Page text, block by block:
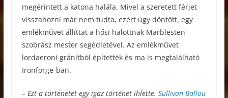
megérintett a katona halála. Mivel a szeretett férjet
visszahozni már nem tudta, ezért úgy döntött, egy
emlékművet állíttat a hősi halottnak Marblesten
szobrász mester segédletével. Az emlékművet
lordaeroni gránitból építették és ma is megtalálható
Ironforge-ban.
– Ezt a történetet egy igaz történet ihlette. Sullivan Ballou